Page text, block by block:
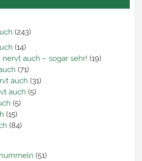
(243)
(14)
nervt auch – sogar sehr! (19)
(71)
auch (31)
auch (5)
(5)
(15)
(84)
(51)